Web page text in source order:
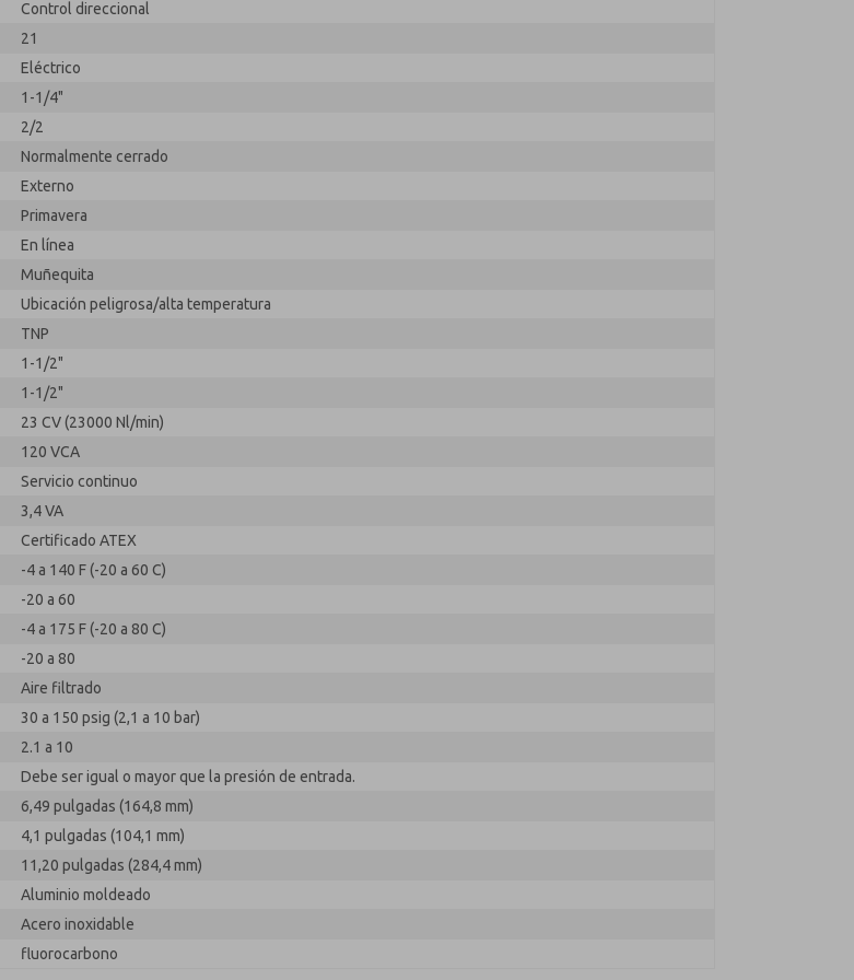
Control direccional
21
Eléctrico
1-1/4"
2/2
Normalmente cerrado
Externo
Primavera
En línea
Muñequita
Ubicación peligrosa/alta temperatura
TNP
1-1/2"
1-1/2"
23 CV (23000 Nl/min)
120 VCA
Servicio continuo
3,4 VA
Certificado ATEX
-4 a 140 F (-20 a 60 C)
-20 a 60
-4 a 175 F (-20 a 80 C)
-20 a 80
Aire filtrado
30 a 150 psig (2,1 a 10 bar)
2.1 a 10
Debe ser igual o mayor que la presión de entrada.
6,49 pulgadas (164,8 mm)
4,1 pulgadas (104,1 mm)
11,20 pulgadas (284,4 mm)
Aluminio moldeado
Acero inoxidable
fluorocarbono